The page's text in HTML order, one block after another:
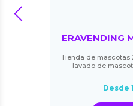
ERAVENDING
Tienda de mascotas
lavado de
Desde
prev